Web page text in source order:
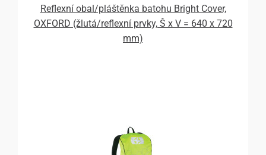
Reflexní obal/pláštěnka batohu Bright Cover,
OXFORD (žlutá/reflexní prvky, Š x V = 640 x 720
mm)